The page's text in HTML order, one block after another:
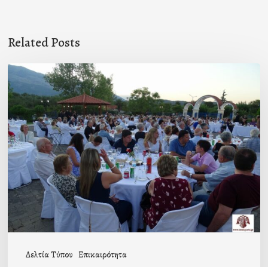
Related Posts
Δελτία Τύπου Επικαιρότητα
Πρόσκληση
προς
τους
Ομογενείς
μας